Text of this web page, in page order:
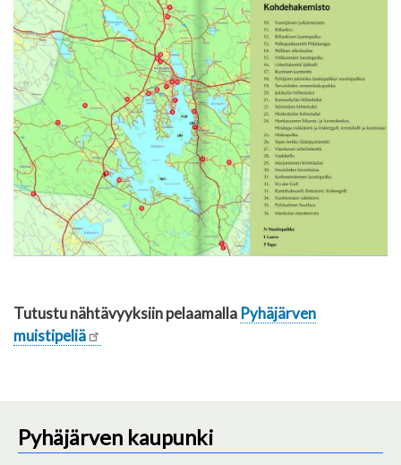
Tutustu nähtävyyksiin pelaamalla Pyhäjärven
muistipeliä
Pyhäjärven kaupunki